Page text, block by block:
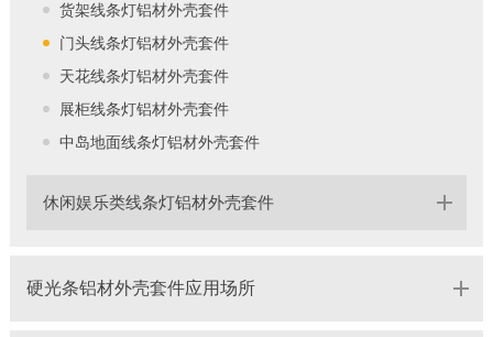
货架线条灯铝材外壳套件
门头线条灯铝材外壳套件
天花线条灯铝材外壳套件
展柜线条灯铝材外壳套件
中岛地面线条灯铝材外壳套件
休闲娱乐类线条灯铝材外壳套件
硬光条铝材外壳套件应用场所